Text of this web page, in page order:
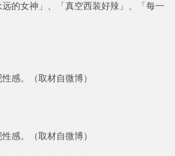
的女神」、「真空西装好辣」、「每一
感。（取材自微博）
感。（取材自微博）